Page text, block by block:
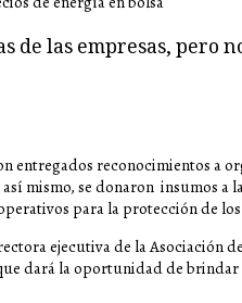
las empresas, pero
entregados reconocimientos a
mismo, se donaron insumos a
para la protección de los
ejecutiva de la Asociación
dará la oportunidad de brindar